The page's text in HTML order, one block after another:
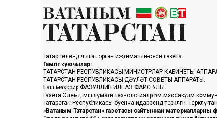
Татар телендә чыга торган иҗтимагый-сәяси газета.
Гамәлгә куючылар:
ТАТАРСТАН РЕСПУБЛИКАСЫ МИНИСТРЛАР КАБИНЕТЫ
ТАТАРСТАН РЕСПУБЛИКАСЫ ДӘҮЛӘТ СОВЕТЫ АППАРАТЫ.
Баш мөхәррир ФАЗУЛЛИН ИЛНАЗ ФАИС УЛЫ.
Газета Элемтә, мәгълүмати технологияләр һәм массакүләм
Татарстан Республикасы буенча идарәсендә теркәлгән.
«Ватаным Татарстан» газетасы сайтыннан материалларны